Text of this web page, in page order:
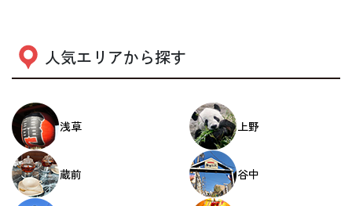
人気エリアから探す
浅草 上野
蔵前 谷中